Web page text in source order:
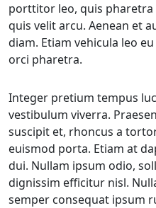
porttitor leo, quis
quis velit arcu. Aenean et
diam. Etiam vehicula leo
orci pharetra.
Integer pretium tempus
vestibulum viverra.
suscipit et, rhoncus a
euismod porta. Etiam at
dui. Nullam ipsum odio,
dignissim efficitur nisl.
semper consequat ipsum